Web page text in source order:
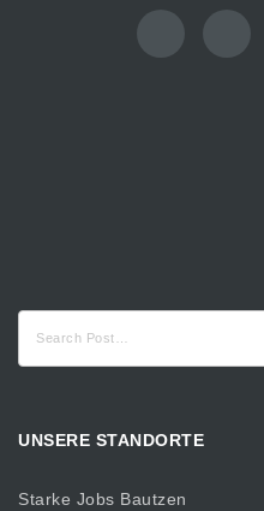
nach:
UNSERE STANDORTE
Starke Jobs Bautzen